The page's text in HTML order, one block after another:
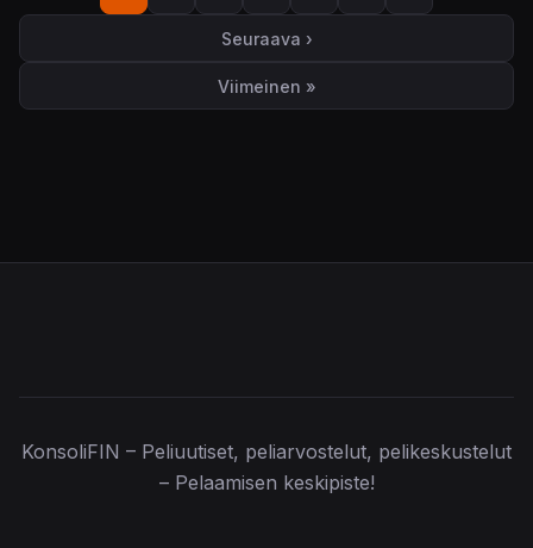
Seuraava sivu
Seuraava ›
Viimeinen sivu
Viimeinen »
KonsoliFIN – Peliuutiset, peliarvostelut, pelikeskustelut
– Pelaamisen keskipiste!